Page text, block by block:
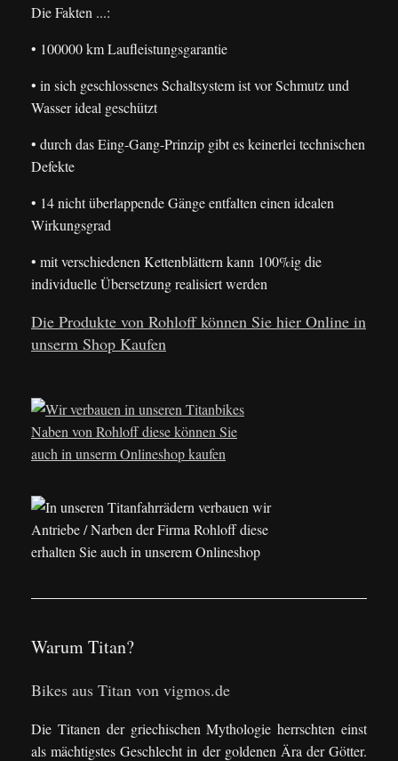
Die Fakten ...:
• 100000 km Laufleistungsgarantie
• in sich geschlossenes Schaltsystem ist vor Schmutz und
Wasser ideal geschützt
• durch das Eing-Gang-Prinzip gibt es keinerlei technischen
Defekte
• 14 nicht überlappende Gänge entfalten einen idealen
Wirkungsgrad
• mit verschiedenen Kettenblättern kann 100%ig die
individuelle Übersetzung realisiert werden
Die Produkte von Rohloff können Sie hier Online in
unserm Shop Kaufen
Warum Titan?
Bikes aus Titan von vigmos.de
Die Titanen der griechischen Mythologie herrschten einst
als mächtigstes Geschlecht in der goldenen Ära der Götter.